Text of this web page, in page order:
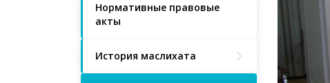
Нормативные правовые
акты
История маслихата